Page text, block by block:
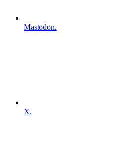
Mastodon.
X.